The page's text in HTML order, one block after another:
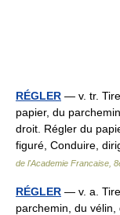
RÉGLER — v. tr.
papier, du
droit. Régler du
figuré, Conduire,
de l'Academie Francaise,
RÉGLER — v. a.
parchemin, du